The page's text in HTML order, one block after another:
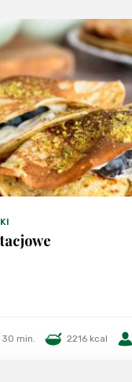
30 min. 2216 kcal